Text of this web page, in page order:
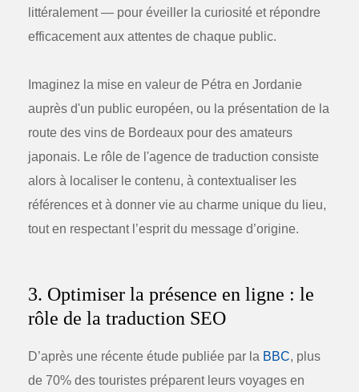
littéralement — pour éveiller la curiosité et répondre
efficacement aux attentes de chaque public.
Imaginez la mise en valeur de Pétra en Jordanie
auprès d'un public européen, ou la présentation de la
route des vins de Bordeaux pour des amateurs
japonais. Le rôle de l'agence de traduction consiste
alors à localiser le contenu, à contextualiser les
références et à donner vie au charme unique du lieu,
tout en respectant l’esprit du message d’origine.
3. Optimiser la présence en ligne : le
rôle de la traduction SEO
D’après une récente étude publiée par la BBC, plus
de 70% des touristes préparent leurs voyages en